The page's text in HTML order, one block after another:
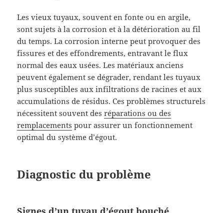
Les vieux tuyaux, souvent en fonte ou en argile,
sont sujets à la corrosion et à la détérioration au fil
du temps. La corrosion interne peut provoquer des
fissures et des effondrements, entravant le flux
normal des eaux usées. Les matériaux anciens
peuvent également se dégrader, rendant les tuyaux
plus susceptibles aux infiltrations de racines et aux
accumulations de résidus. Ces problèmes structurels
nécessitent souvent desréparations ou des
remplacements pour assurer un fonctionnement
optimal du système d’égout.
Diagnostic du problème